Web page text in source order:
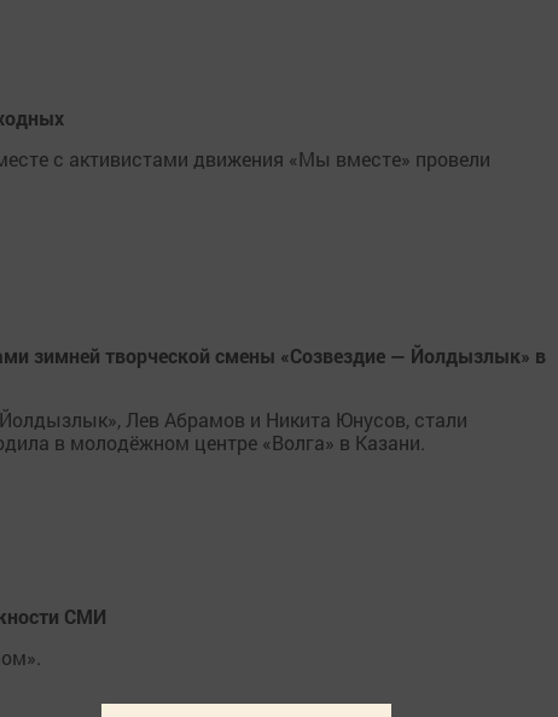
с активистами движения «Мы вместе» провели
зимней творческой смены «Созвездие — Йолдызлык» в
Лев Абрамов и Никита Юнусов, стали
в молодёжном центре «Волга» в Казани.
СМИ